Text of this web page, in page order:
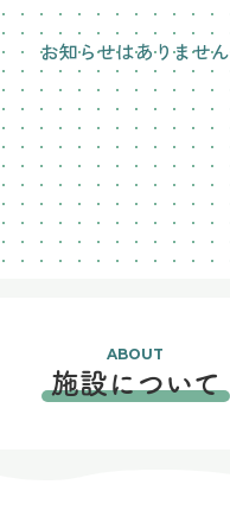
お知らせはありません
ABOUT
施設について